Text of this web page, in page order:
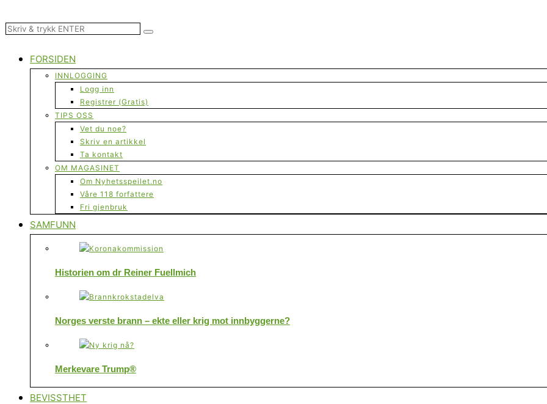
FORSIDEN
INNLOGGING
Logg inn
Registrer (Gratis)
TIPS OSS
Vet du noe?
Skriv en artikkel
Ta kontakt
OM MAGASINET
Om Nyhetsspeilet.no
Våre 118 forfattere
Fri gjenbruk
SAMFUNN
Historien om dr Reiner Fuellmich
Norges verste brann – ekte eller krig mot innbyggerne?
Merkevare Trump®
BEVISSTHET